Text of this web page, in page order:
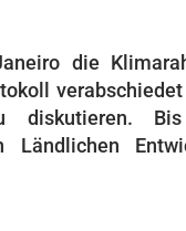
die
diskutieren.
Ländlichen